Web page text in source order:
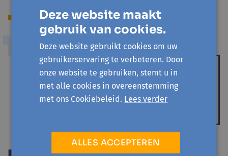
Lees ook
OPINIE
WIES, WIES, hoera?!
Hanne Verstreken, Trui Maes
Een cadeau voor de vastgoedsector in 95 gemeenten
Deze website maakt
gebruik van cookies.
Deze website gebruikt cookies om uw
gebruikerservaring te verbeteren. Door
onze website te gebruiken, stemt u in
met alle cookies in overeenstemming
met ons Cookiebeleid. Lees verder
ALLES ACCEPTEREN